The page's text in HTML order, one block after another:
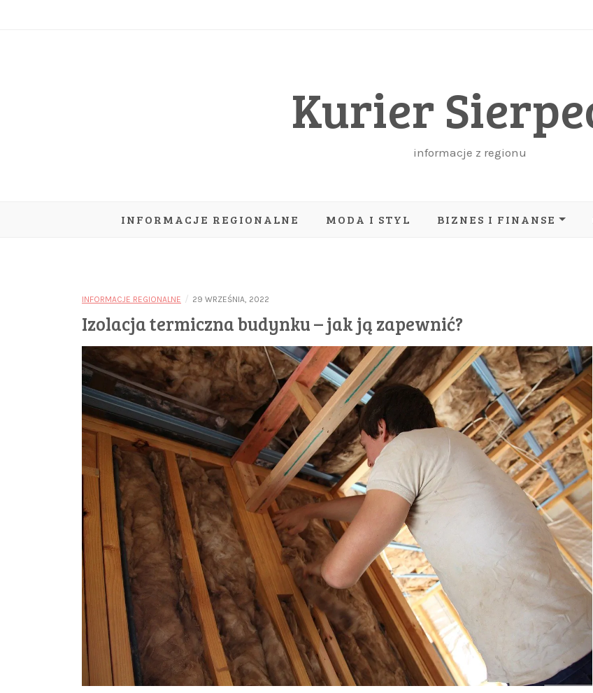
Kurier
informacje z regionu
INFORMACJE REGIONALNE MODA I STYL BIZNES I FINANSE
INFORMACJE REGIONALNE / 29 WRZEŚNIA, 2022
Izolacja termiczna budynku – jak ją zapewnić?